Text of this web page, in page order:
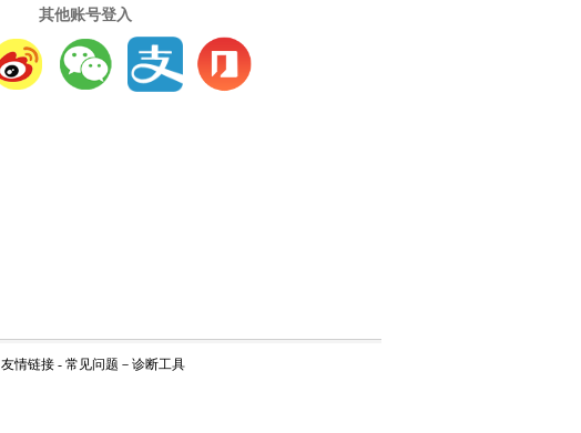
其他账号登入
友情链接 - 常见问题 － 诊断工具